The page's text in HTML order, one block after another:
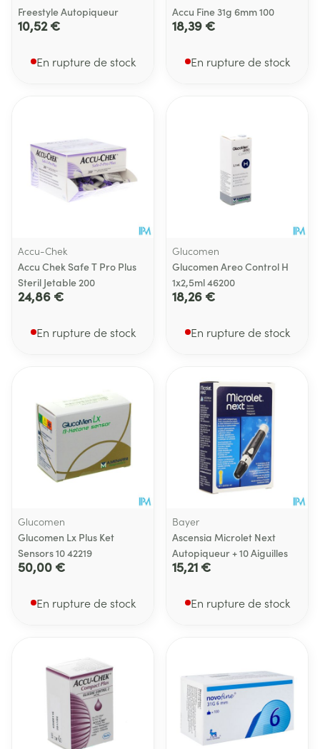
Freestyle Autopiqueur
10,52 €
En rupture de stock
Accu Fine 31g 6mm 100
18,39 €
En rupture de stock
Accu-Chek
Accu Chek Safe T Pro Plus
Steril Jetable 200
24,86 €
En rupture de stock
Glucomen
Glucomen Areo Control H
1x2,5ml 46200
18,26 €
En rupture de stock
Glucomen
Glucomen Lx Plus Ket
Sensors 10 42219
50,00 €
En rupture de stock
Bayer
Ascensia Microlet Next
Autopiqueur + 10 Aiguilles
15,21 €
En rupture de stock